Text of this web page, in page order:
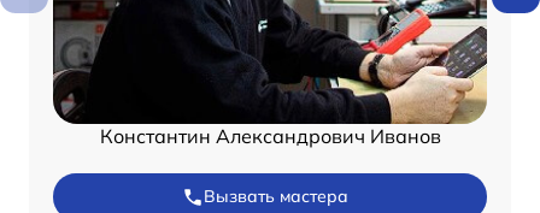
Константин Александрович Иванов
Вызвать мастера